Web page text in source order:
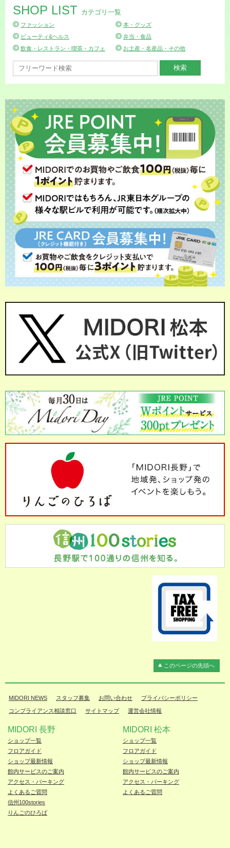
SHOP LIST カテゴリ一覧
ファッション
本・グッズ
ビューティ&ヘルス
弁当・食品
飲食・レストラン・喫茶・カフェ
お土産・名産品・その他
このページの先頭へ
MIDORI NEWS スタッフ募集 お問い合わせ プライバシーポリシー
コンプライアンス相談窓口 サイトマップ 運営会社情報
MIDORI 長野
ショップ一覧
フロアガイド
ショップ最新情報
館内サービスのご案内
アクセス・パーキング
よくあるご質問
信州100stories
りんごのひろば
MIDORI 松本
ショップ一覧
フロアガイド
ショップ最新情報
館内サービスのご案内
アクセス・パーキング
よくあるご質問